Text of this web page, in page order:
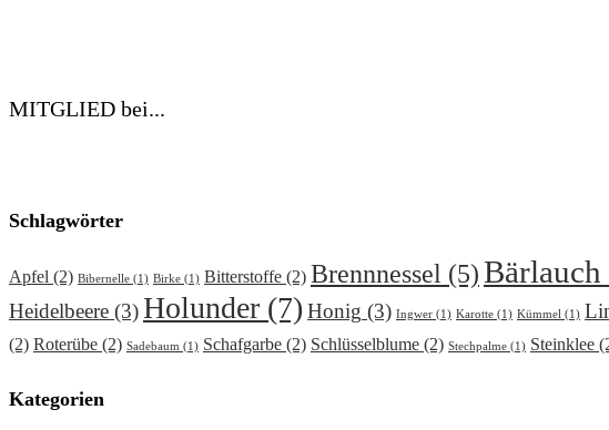
MITGLIED bei...
Schlagwörter
Apfel (2) Bibernelle (1) Birke (1) Bitterstoffe (2) Brennnessel (5)Bärlauch
Heidelbeere (3)Holunder (7) Honig (3) Ingwer (1) Karotte (1) Kümmel (1)
(2) Roterübe (2) Sadebaum (1) Schafgarbe (2) Schlüsselblume (2) Stechpalme (1) Steinklee
Kategorien